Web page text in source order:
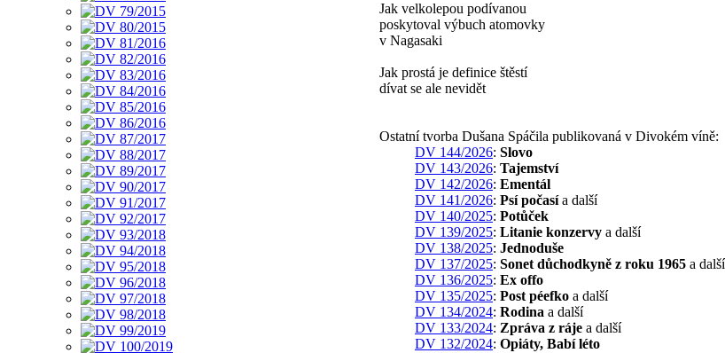
Jak velkolepou podívanou
poskytoval výbuch atomovky
v Nagasaki
Jak prostá je definice štěstí
dívat se ale nevidět
Ostatní tvorba Dušana Spáčila publikovaná v Divokém víně:
DV 144/2026: Slovo
DV 143/2026: Tajemství
DV 142/2026: Ementál
DV 141/2026: Psí počasía další
DV 140/2025: Potůček
DV 139/2025: Litanie konzervy a další
DV 138/2025: Jednoduše
DV 137/2025: Sonet důchodkyně z roku 1965 a další
DV 136/2025: Ex offo
DV 135/2025: Post péefko a další
DV 134/2024: Rodina a další
DV 133/2024: Zpráva z ráje a další
DV 132/2024: Opiáty, Babí léto